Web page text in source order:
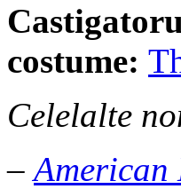
costume:
Celelalte
–American